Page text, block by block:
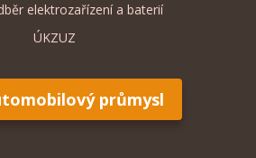
elektrozařízení a baterií
ÚKZUZ
průmysl